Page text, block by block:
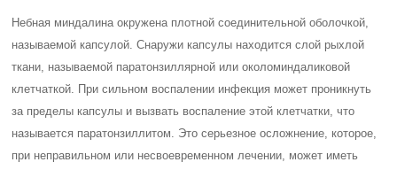
Небная миндалина окружена плотной соединительной оболочкой,
называемой капсулой. Снаружи капсулы находится слой рыхлой
ткани, называемой паратонзиллярной или околоминдаликовой
клетчаткой. При сильном воспалении инфекция может проникнуть
за пределы капсулы и вызвать воспаление этой клетчатки, что
называется паратонзиллитом. Это серьезное осложнение, которое,
при неправильном или несвоевременном лечении, может иметь